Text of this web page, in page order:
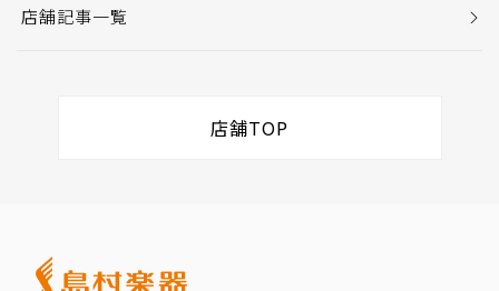
店舗記事一覧
店舗TOP